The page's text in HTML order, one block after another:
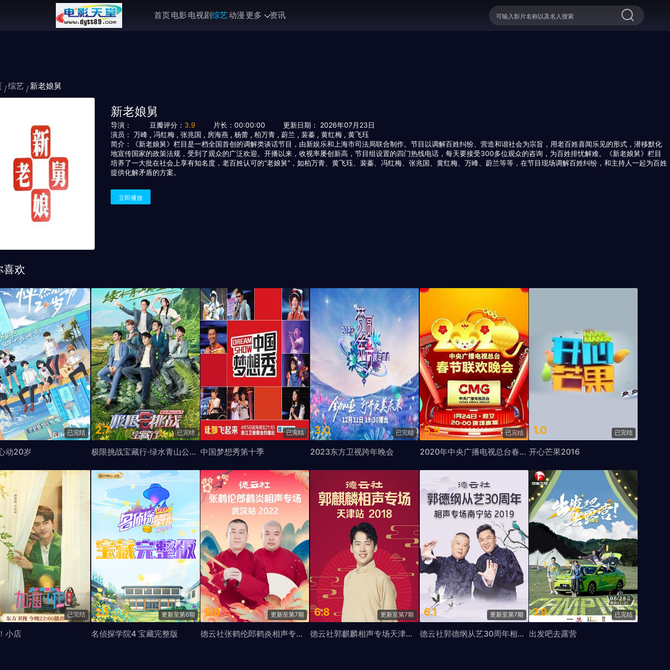
首页电影 电视剧综艺动漫更多 资讯
综艺 新老娘舅
新老娘舅
导演： 豆瓣评分： 3.9 片长： 00:00:00
更新日期： 2026年07月23日
演员： 万峰 , 冯红梅 , 张兆国 , 房海燕 , 杨蕾 , 柏万青 , 蔚兰 , 裴蓁 , 黄红梅 , 黄飞珏
简介：
《新老娘舅》栏目是一档全国首创的调解类谈话节目，由新娱乐和上海市司法局联合制作。节目以调解百姓纠纷、营造和谐社会为宗旨，用老百姓喜闻乐见的形式，潜移默化
地宣传国家的政策法规，受到了观众的广泛欢迎。开播以来，收视率屡创新高，节目组设置的四门热线电话，每天要接受300多位观众的咨询，为百姓排忧解难。《新老娘舅》栏目
培养了一大批在社会上享有知名度，老百姓认可的“老娘舅”，如柏万青、黄飞珏、裴蓁、冯红梅、张兆国、黄红梅、万峰、蔚兰等等，在节目现场调解百姓纠纷，和主持人一起为百姓
提供化解矛盾的方案。
立即播放
喜欢
已完结
动20岁
2.7 已完结
极限挑战宝藏行·绿水青山公益季
1.6 已完结
中国梦想秀第十季
3.0 已完结
2023东方卫视跨年晚会
5.9 已完结
2020年中央广播电视总台春节联欢晚会
1.0 已完结
开心芒果2016
已完结
小店
2.1 更新至第6期
名侦探学院4 宝藏完整版
9.0 更新至第7期
德云社张鹤伦郎鹤炎相声专场武汉站2022
6.8 更新至第7期
德云社郭麒麟相声专场天津站2018
6.1 更新至第7期
德云社郭德纲从艺30周年相声专场南宁站2019
7.9 已完结
出发吧去露营